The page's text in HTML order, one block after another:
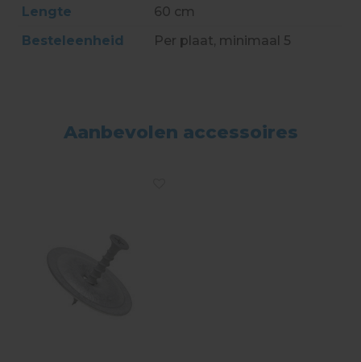
Lengte
60 cm
Besteleenheid
Per plaat, minimaal 5
Aanbevolen accessoires